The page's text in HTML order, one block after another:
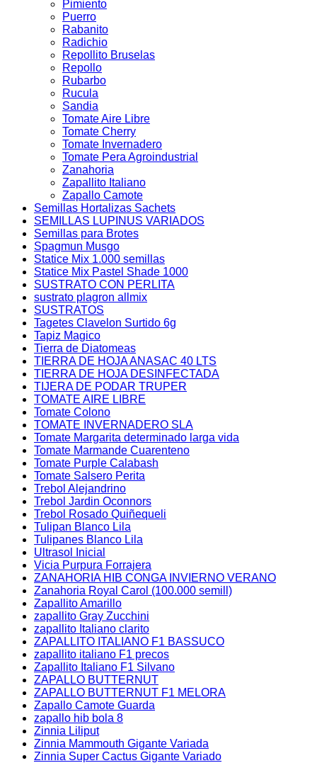
Pimiento
Puerro
Rabanito
Radichio
Repollito Bruselas
Repollo
Rubarbo
Rucula
Sandia
Tomate Aire Libre
Tomate Cherry
Tomate Invernadero
Tomate Pera Agroindustrial
Zanahoria
Zapallito Italiano
Zapallo Camote
Semillas Hortalizas Sachets
SEMILLAS LUPINUS VARIADOS
Semillas para Brotes
Spagmun Musgo
Statice Mix 1.000 semillas
Statice Mix Pastel Shade 1000
SUSTRATO CON PERLITA
sustrato plagron allmix
SUSTRATOS
Tagetes Clavelon Surtido 6g
Tapiz Magico
Tierra de Diatomeas
TIERRA DE HOJA ANASAC 40 LTS
TIERRA DE HOJA DESINFECTADA
TIJERA DE PODAR TRUPER
TOMATE AIRE LIBRE
Tomate Colono
TOMATE INVERNADERO SLA
Tomate Margarita determinado larga vida
Tomate Marmande Cuarenteno
Tomate Purple Calabash
Tomate Salsero Perita
Trebol Alejandrino
Trebol Jardin Oconnors
Trebol Rosado Quiñequeli
Tulipan Blanco Lila
Tulipanes Blanco Lila
Ultrasol Inicial
Vicia Purpura Forrajera
ZANAHORIA HIB CONGA INVIERNO VERANO
Zanahoria Royal Carol (100.000 semill)
Zapallito Amarillo
zapallito Gray Zucchini
zapallito Italiano clarito
ZAPALLITO ITALIANO F1 BASSUCO
zapallito italiano F1 precos
Zapallito Italiano F1 Silvano
ZAPALLO BUTTERNUT
ZAPALLO BUTTERNUT F1 MELORA
Zapallo Camote Guarda
zapallo hib bola 8
Zinnia Liliput
Zinnia Mammouth Gigante Variada
Zinnia Super Cactus Gigante Variado